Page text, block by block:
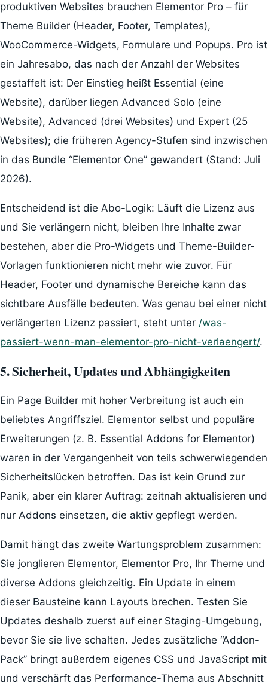
produktiven Websites brauchen Elementor Pro – für
Theme Builder (Header, Footer, Templates),
WooCommerce-Widgets, Formulare und Popups. Pro ist
ein Jahresabo, das nach der Anzahl der Websites
gestaffelt ist: Der Einstieg heißt Essential (eine
Website), darüber liegen Advanced Solo (eine
Website), Advanced (drei Websites) und Expert (25
Websites); die früheren Agency-Stufen sind inzwischen
in das Bundle “Elementor One” gewandert (Stand: Juli
2026).
Entscheidend ist die Abo-Logik: Läuft die Lizenz aus
und Sie verlängern nicht, bleiben Ihre Inhalte zwar
bestehen, aber die Pro-Widgets und Theme-Builder-
Vorlagen funktionieren nicht mehr wie zuvor. Für
Header, Footer und dynamische Bereiche kann das
sichtbare Ausfälle bedeuten. Was genau bei einer nicht
verlängerten Lizenz passiert, steht unter /was-
passiert-wenn-man-elementor-pro-nicht-verlaengert/.
5. Sicherheit, Updates und Abhängigkeiten
Ein Page Builder mit hoher Verbreitung ist auch ein
beliebtes Angriffsziel. Elementor selbst und populäre
Erweiterungen (z. B. Essential Addons for Elementor)
waren in der Vergangenheit von teils schwerwiegenden
Sicherheitslücken betroffen. Das ist kein Grund zur
Panik, aber ein klarer Auftrag: zeitnah aktualisieren und
nur Addons einsetzen, die aktiv gepflegt werden.
Damit hängt das zweite Wartungsproblem zusammen:
Sie jonglieren Elementor, Elementor Pro, Ihr Theme und
diverse Addons gleichzeitig. Ein Update in einem
dieser Bausteine kann Layouts brechen. Testen Sie
Updates deshalb zuerst auf einer Staging-Umgebung,
bevor Sie sie live schalten. Jedes zusätzliche “Addon-
Pack” bringt außerdem eigenes CSS und JavaScript mit
und verschärft das Performance-Thema aus Abschnitt